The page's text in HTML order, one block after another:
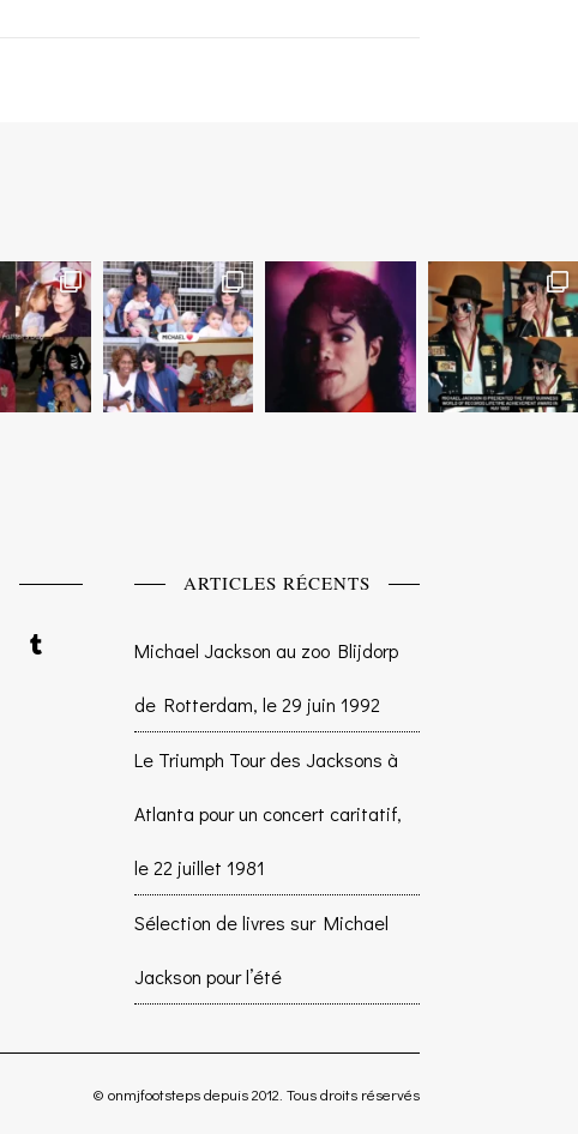
ARTICLES RÉCENTS
Michael Jackson au zoo Blijdorp
de Rotterdam, le 29 juin 1992
Le Triumph Tour des Jacksons à
Atlanta pour un concert caritatif,
le 22 juillet 1981
Sélection de livres sur Michael
Jackson pour l’été
© onmjfootsteps depuis 2012. Tous droits réservés